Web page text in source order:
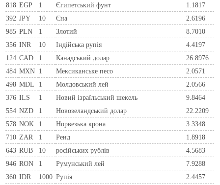
818 EGP 1 Єгипетський фунт
1.1817
392 JPY 10 Єна
2.6196
985 PLN 1 Злотий
8.7010
356 INR 10 Індійська рупія
4.4197
124 CAD 1 Канадський долар
26.8976
484 MXN 1 Мексиканське песо
2.0571
498 MDL 1 Молдовський лей
2.0566
376 ILS 1 Новий ізраїльський шекель
9.8464
554 NZD 1 Новозеландський долар
22.2209
578 NOK 1 Норвезька крона
3.3348
710 ZAR 1 Ренд
1.8918
643 RUB 10 російських рублів
4.5683
946 RON 1 Румунський лей
7.9288
360 IDR 1000 Рупія
2.4457